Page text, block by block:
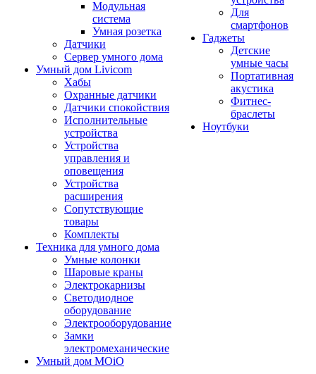
Модульная
система
Умная розетка
Датчики
Сервер умного дома
Умный дом Livicom
Хабы
Охранные датчики
Датчики спокойствия
Исполнительные
устройства
Устройства
управления и
оповещения
Устройства
расширения
Сопутствующие
товары
Комплекты
Техника для умного дома
Умные колонки
Шаровые краны
Электрокарнизы
Светодиодное
оборудование
Электрооборудование
Замки
электромеханические
Умный дом MOiO
Для
смартфонов
Гаджеты
Детские
умные часы
Портативная
акустика
Фитнес-
браслеты
Ноутбуки